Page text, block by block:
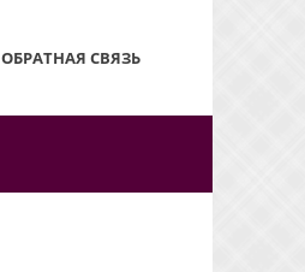
ОБРАТНАЯ СВЯЗЬ